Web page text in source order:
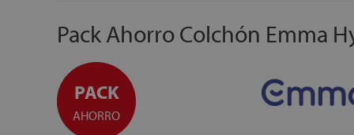
Pack Ahorro Colchón Emma
PACK
AHORRO